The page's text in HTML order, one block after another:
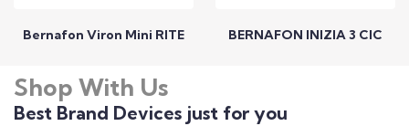
Call to Expert
Bernafon Viron Mini RITE
Call to Expert
BERNAFON INIZIA 3 CIC
Shop With Us
Best Brand Devices just for you